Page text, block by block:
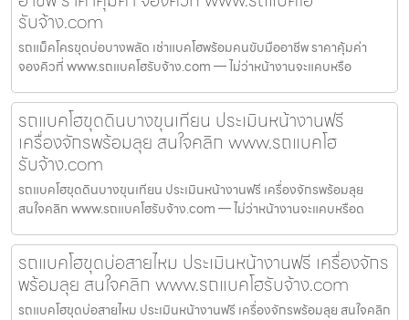
รับจ้าง.com
รถแม็คโครขุดบ่อบางพลัด เช่าแบคโฮพร้อมคนขับมืออาชีพ ราคาคุ้มค่า
จองคิวที่ www.รถแบคโฮรับจ้าง.com — ไม่ว่าหน้างานจะแคบหรือ
รถแบคโฮขุดดินบางขุนเทียน ประเมินหน้างานฟรี
เครื่องจักรพร้อมลุย สนใจคลิก www.รถแบคโฮ
รับจ้าง.com
รถแบคโฮขุดดินบางขุนเทียน ประเมินหน้างานฟรี เครื่องจักรพร้อมลุย
สนใจคลิก www.รถแบคโฮรับจ้าง.com — ไม่ว่าหน้างานจะแคบหรือด
รถแบคโฮขุดบ่อสายไหม ประเมินหน้างานฟรี เครื่องจักร
พร้อมลุย สนใจคลิก www.รถแบคโฮรับจ้าง.com
รถแบคโฮขุดบ่อสายไหม ประเมินหน้างานฟรี เครื่องจักรพร้อมลุย สนใจคลิก